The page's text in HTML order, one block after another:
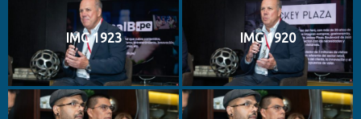
IMG 1923 IMG 1920